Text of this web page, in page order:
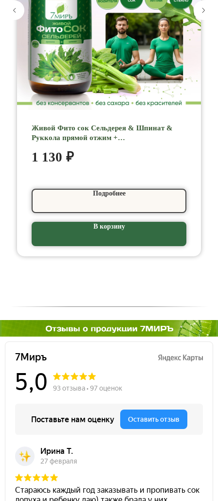
Живой Фито сок Сельдерея & Шпинат &
Руккола прямой отжим +
ритмизирование, 250 мл 7МИРЪ
1 130 ₽
Подробнее
В корзину